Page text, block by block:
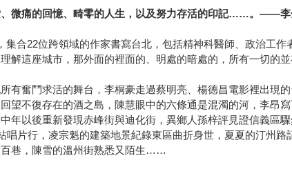
、微痛的回憶、畸零的人生，以及努力存活的印記……。——
集合22位跨領域的作家書寫台北，包括精神科醫師、政治工
這座城市，那外面的裡面的、明處的暗處的，所有一切的並
有奮鬥求活的舞台，李桐豪走過蔡明亮、楊德昌電影裡出現
望不復存在的酒之島，陳慧眼中的六條通是混濁的河，李昂
年以後重新發現赤峰街與迪化街，異鄉人孫梓評見證信義區
片行，凌宗魁的建築地景紀錄東區曲折身世，夏夏的汀州
百巷，陳雪的溫州街熟悉又陌生……